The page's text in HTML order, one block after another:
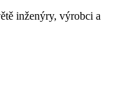
inženýry, výrobci a